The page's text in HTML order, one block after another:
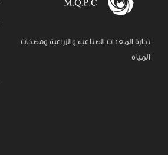
تجارة المعدات الصناعية والزراعية ومضخات
المياه